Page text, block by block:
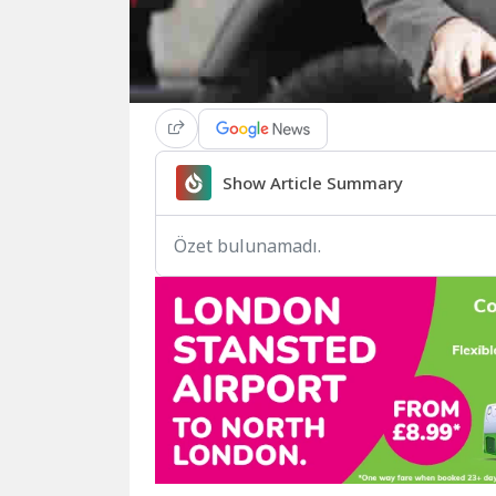
Show Article Summary
Özet bulunamadı.